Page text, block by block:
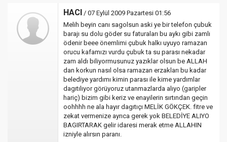
HACI / 07 Eylül 2009 Pazartesi 01:56
Melih beyin canı sagolsun aski ye bir telefon çubuk
barajı su dolu göder su faturaları bu aykı gibi zamlı
ödenir beee önemlimi çubuk halkı uyuyo ramazan
orucu kafamızı vurdu çubuk ta su parası nekadar
zam aldı biliyormusunuz yazıklar olsun be ALLAH
dan korkun nasıl olsa ramazan erzakları bu kadar
belediye yardımı kimin parası ile kime yardımlar
dagıtılıyor görüyoruz utanmazlarda alıyo (garipler
hariç) bizim gibi keriz ve enayilerin sırtından geçin
oohhhh ne ala hayır dagıtıçı MELİK GÖKÇEK. fitre ve
zekat vermenize ayrıca gerek yok BELEDİYE ALIYO
BAGIRTARAK gelir idaresi merak etme ALLAHIN
izniyle alırsın paranı.